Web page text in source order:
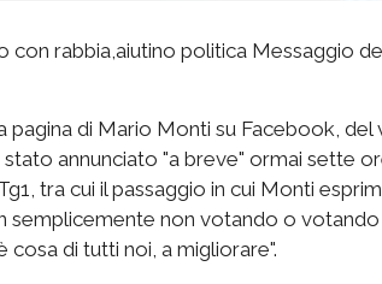
rabbia,aiutino politica Messaggio
pagina di Mario Monti su Facebook,
annunciato "a breve" ormai sette
tra cui il passaggio in cui Monti
semplicemente non votando o
cosa di tutti noi, a migliorare".